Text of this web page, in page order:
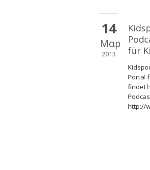
14
Μαρ
2013
für
Portal
findet
http://